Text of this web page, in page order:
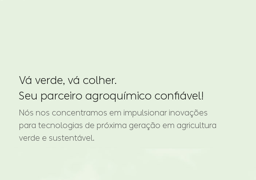
Vá verde, vá colher.
Seu parceiro agroquímico confiável!
Nós nos concentramos em impulsionar inovações
para tecnologias de próxima geração em agricultura
verde e sustentável.